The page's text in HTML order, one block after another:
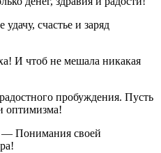
счастье и заряд
И чтоб не мешала никакая
пробуждения. Пусть
оптимизма!
— Понимания своей